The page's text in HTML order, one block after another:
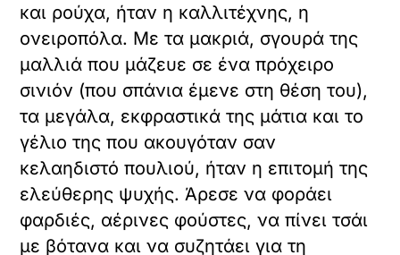
και ρούχα, ήταν η καλλιτέχνης, η
ονειροπόλα. Με τα μακριά, σγουρά της
μαλλιά που μάζευε σε ένα πρόχειρο
σινιόν (που σπάνια έμενε στη θέση του),
τα μεγάλα, εκφραστικά της μάτια και το
γέλιο της που ακουγόταν σαν
κελαηδιστό πουλιού, ήταν η επιτομή της
ελεύθερης ψυχής. Άρεσε να φοράει
φαρδιές, αέρινες φούστες, να πίνει τσάι
με βότανα και να συζητάει για τη